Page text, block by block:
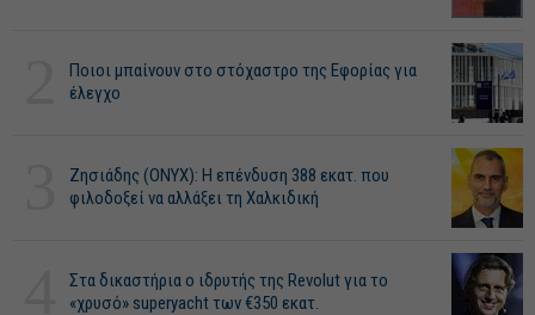
Ποιοι μπαίνουν στο στόχαστρο της Εφορίας για
έλεγχο
Ζησιάδης (ONYX): Η επένδυση 388 εκατ. που
φιλοδοξεί να αλλάξει τη Χαλκιδική
Στα δικαστήρια ο ιδρυτής της Revolut για το
«χρυσό» superyacht των €350 εκατ.